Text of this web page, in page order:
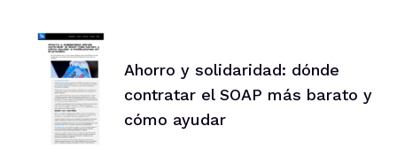
Ahorro y solidaridad: dónde
contratar el SOAP más barato y
cómo ayudar